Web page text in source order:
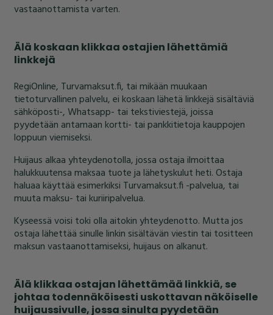
vastaanottamista varten.
Älä koskaan klikkaa ostajien lähettämiä
linkkejä
RegiOnline, Turvamaksut.fi, tai mikään muukaan
tietoturvallinen palvelu, ei koskaan lähetä linkkejä sisältäviä
sähköposti-, Whatsapp- tai tekstiviestejä, joissa
pyydetään antamaan kortti- tai pankkitietoja kauppojen
loppuun viemiseksi.
Huijaus alkaa yhteydenotolla, jossa ostaja ilmoittaa
halukkuutensa maksaa tuote ja lähetyskulut heti. Ostaja
haluaa käyttää esimerkiksi Turvamaksut.fi -palvelua, tai
muuta maksu- tai kuriiripalvelua.
Kyseessä voisi toki olla aitokin yhteydenotto. Mutta jos
ostaja lähettää sinulle linkin sisältävän viestin tai tositteen
maksun vastaanottamiseksi, huijaus on alkanut.
Älä klikkaa ostajan lähettämää linkkiä, se
johtaa todennäköisesti uskottavan näköiselle
huijaussivulle, jossa sinulta pyydetään